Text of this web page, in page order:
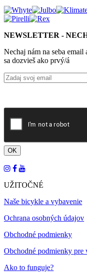
NEWSLETTER -
Nechaj nám na seba email
sa dozvieš ako prvý/á
UŽITOČNÉ
Naše bicykle a vybavenie
Ochrana osobných údajov
Obchodné podmienky
Obchodné podmienky pre
Ako to funguje?